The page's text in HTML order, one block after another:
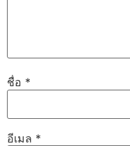
ชื่อ *
อีเมล *